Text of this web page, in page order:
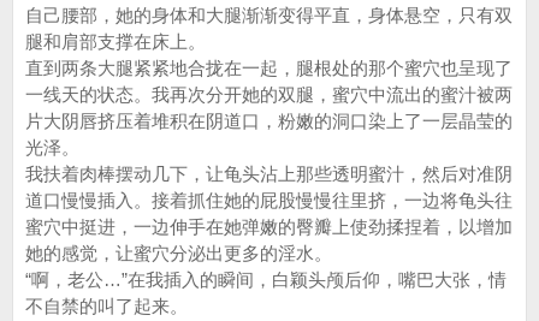
自己腰部，她的身体和大腿渐渐变得平直，身体悬空，只有双
腿和肩部支撑在床上。
直到两条大腿紧紧地合拢在一起，腿根处的那个蜜穴也呈现了
一线天的状态。我再次分开她的双腿，蜜穴中流出的蜜汁被两
片大阴唇挤压着堆积在阴道口，粉嫩的洞口染上了一层晶莹的
光泽。
我扶着肉棒摆动几下，让龟头沾上那些透明蜜汁，然后对准阴
道口慢慢插入。接着抓住她的屁股慢慢往里挤，一边将龟头往
蜜穴中挺进，一边伸手在她弹嫩的臀瓣上使劲揉捏着，以增加
她的感觉，让蜜穴分泌出更多的淫水。
“啊，老公…”在我插入的瞬间，白颖头颅后仰，嘴巴大张，情
不自禁的叫了起来。